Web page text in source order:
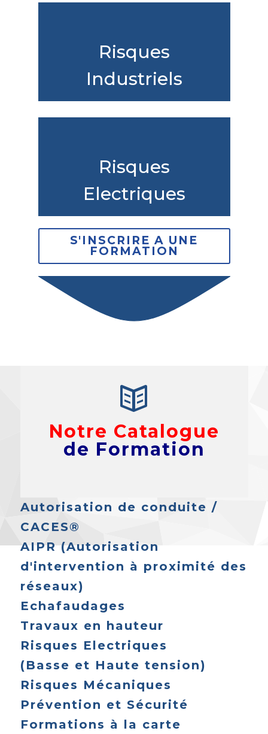
Risques
Industriels
Risques
Electriques
S'INSCRIRE A UNE
FORMATION
Notre Catalogue
de Formation
Autorisation de conduite /
CACES®
AIPR (Autorisation
d'intervention à proximité des
réseaux)
Echafaudages
Travaux en hauteur
Risques Electriques
(Basse et Haute tension)
Risques Mécaniques
Prévention et Sécurité
Formations à la carte